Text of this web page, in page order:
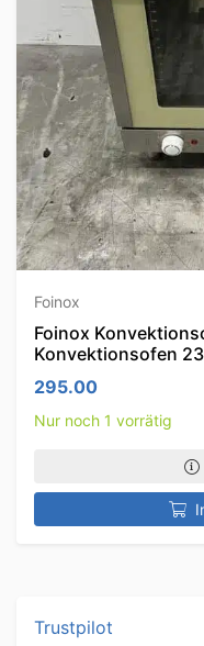
Foinox
Foinox
Konvektionsofen
295.00
Nur noch 1 vorrätig
Trustpilot